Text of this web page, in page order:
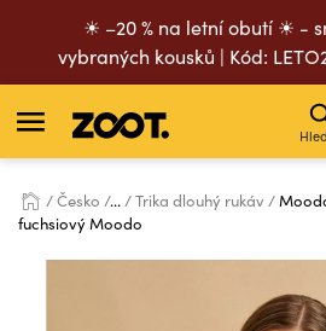
☀ –20 % na letní obutí ☀ -
vybraných kousků | Kód:
Česko ... Trika dlouhý rukáv
fuchsiový Moodo